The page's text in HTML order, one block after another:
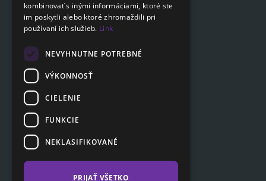
Cenník
Otázky a odpovede
Poradňa
Kontakty
kombinovať s inými informáciami, ktoré ste
im poskytli alebo ktoré zhromaždili pri
používaní ich služieb. Link
NEVYHNUTNE POTREBNÉ
VÝKONNOSŤ
CIELENIE
FUNKCIE
NEKLASIFIKOVANÉ
PRIJAŤ VŠETKO